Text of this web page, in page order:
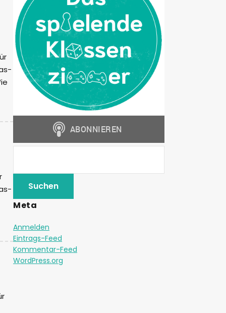
Meta
Anmelden
Eintrags-Feed
Kommentar-Feed
WordPress.org